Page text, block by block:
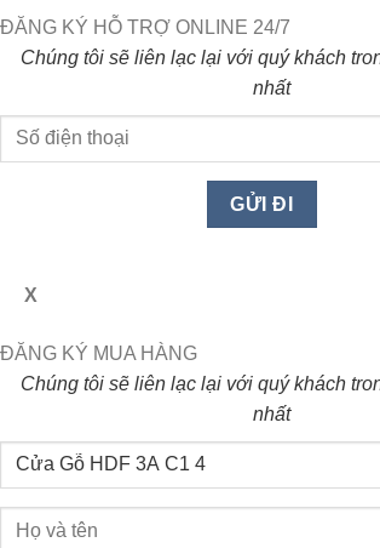
ĐĂNG KÝ HỖ TRỢ ONLINE 24/7
Chúng tôi sẽ liên lạc lại với quý khách
nhất
X
ĐĂNG KÝ MUA HÀNG
Chúng tôi sẽ liên lạc lại với quý khách
nhất